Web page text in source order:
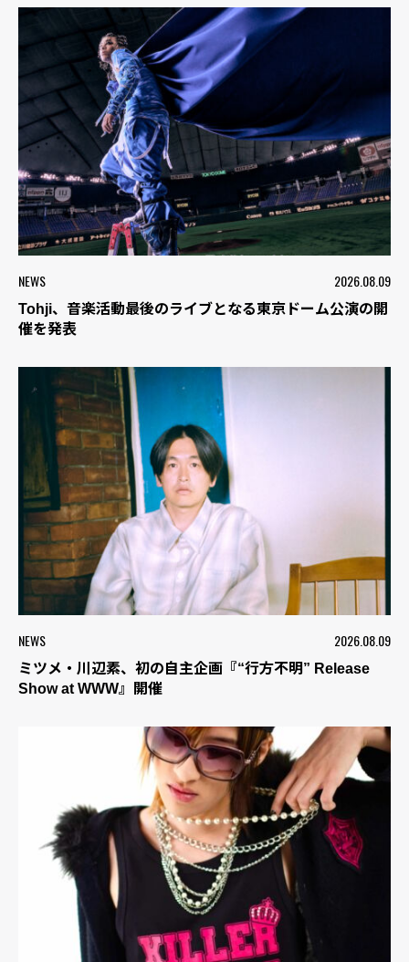
NEWS 2026.08.09
Tohji、音楽活動最後のライブとなる東京ドーム公演の開
催を発表
NEWS 2026.08.09
ミツメ・川辺素、初の自主企画『“行方不明” Release
Show at WWW』開催